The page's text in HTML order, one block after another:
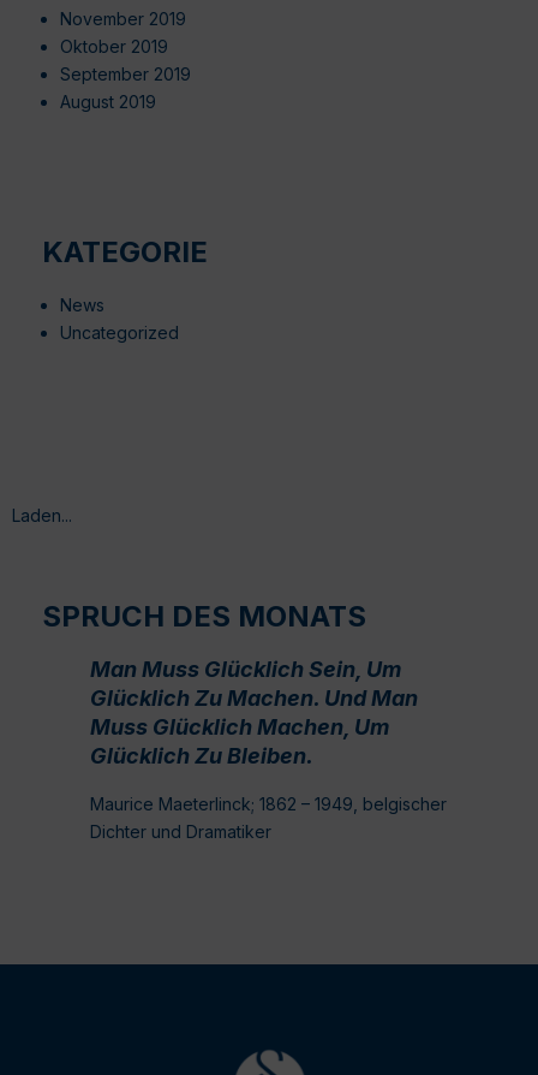
November 2019
Oktober 2019
September 2019
August 2019
KATEGORIE
News
Uncategorized
Laden...
SPRUCH DES MONATS
Man Muss Glücklich Sein, Um
Glücklich Zu Machen. Und Man
Muss Glücklich Machen, Um
Glücklich Zu Bleiben.
Maurice Maeterlinck; 1862 – 1949, belgischer
Dichter und Dramatiker